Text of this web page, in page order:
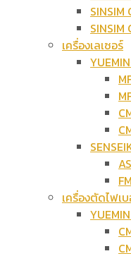
SINSIM
เครื่องเลเซอร์
เครื่องตัดไฟเบ